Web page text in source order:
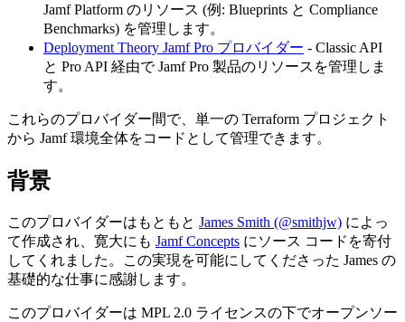
Jamf Platform のリソース (例: Blueprints と Compliance
Benchmarks) を管理します。
Deployment Theory Jamf Pro プロバイダー - Classic API
と Pro API 経由で Jamf Pro 製品のリソースを管理しま
す。
これらのプロバイダー間で、単一の Terraform プロジェクト
から Jamf 環境全体をコードとして管理できます。
背景
このプロバイダーはもともと James Smith (@smithjw) によっ
て作成され、寛大にも Jamf Concepts にソース コードを寄付
してくれました。この実現を可能にしてくださった James の
基礎的な仕事に感謝します。
このプロバイダーは MPL 2.0 ライセンスの下でオープンソー